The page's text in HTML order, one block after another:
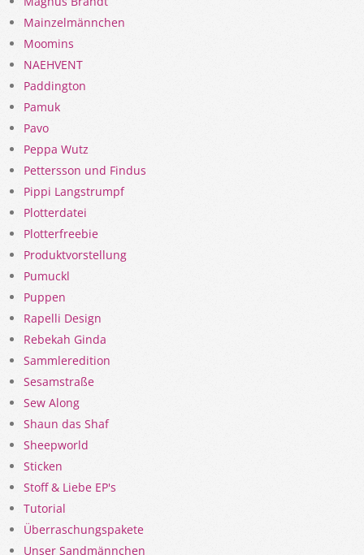
Mainzelmännchen
Moomins
NAEHVENT
Paddington
Pamuk
Pavo
Peppa Wutz
Pettersson und Findus
Pippi Langstrumpf
Plotterdatei
Plotterfreebie
Produktvorstellung
Pumuckl
Puppen
Rapelli Design
Rebekah Ginda
Sammleredition
Sesamstraße
Sew Along
Shaun das Shaf
Sheepworld
Sticken
Stoff & Liebe EP's
Tutorial
Überraschungspakete
Unser Sandmännchen